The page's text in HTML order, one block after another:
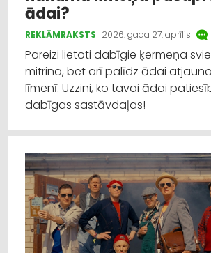
ādai?
REKLĀMRAKSTS 2026. gada 27. aprīlis
Pareizi lietoti dabīgie ķermeņa
mitrina, bet arī palīdz ādai
līmenī. Uzzini, ko tavai ādai
dabīgas sastāvdaļas!